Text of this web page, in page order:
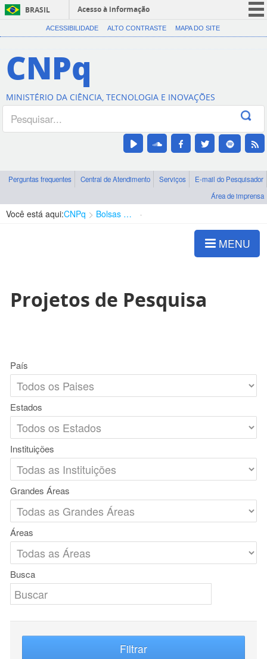
BRASIL
Acesso à informação
CORONAVÍRUS (COVID-19)
Canais
ACESSIBILIDADE ALTO CONTRASTE MAPA DO SITE
CNPq
MINISTÉRIO DA CIÊNCIA, TECNOLOGIA E INOVAÇÕES
Perguntas frequentes Central de Atendimento Serviços
E-mail do Pesquisador
Área de imprensa
Você está aqui:CNPq Bolsas e Auxílios Vigentes
MENU
Projetos de Pesquisa
País
Estados
Instituições
Grandes Áreas
Áreas
Busca
Filtrar